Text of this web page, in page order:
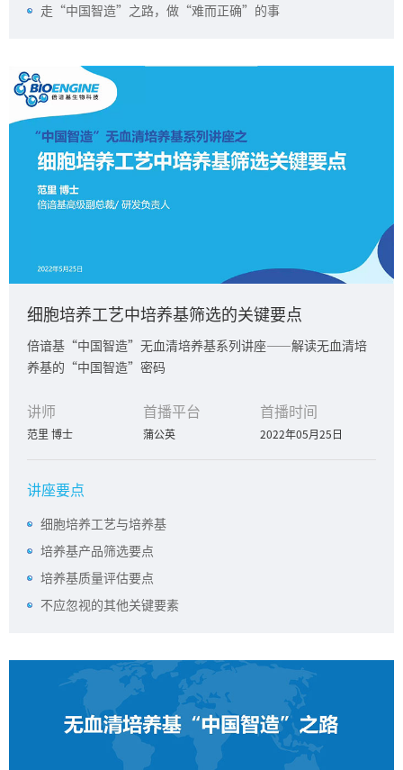
走“中国智造”之路，做“难而正确”的事
细胞培养工艺中培养基筛选的关键要点
倍谙基“中国智造”无血清培养基系列讲座——解读无血清培
养基的“中国智造”密码
讲师
范里 博士
首播平台
蒲公英
首播时间
2022年05月25日
讲座要点
细胞培养工艺与培养基
培养基产品筛选要点
培养基质量评估要点
不应忽视的其他关键要素